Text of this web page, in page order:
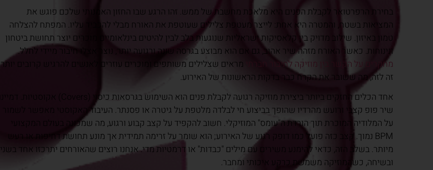
בחירת הרפרטואר לקבלת הפנים היא מלאכת מחשבת של ממש. זהו הרגע שבו החזון האמנותי שלכם פוגש את
המציאות בשטח, והמטרה היא אחת: לייצר מעטפת צלילים שעוטפת את האורח מבלי להכביד עליו. המפתח להצלחה
טמון באיזון. שילוב מדויק בין קלאסיקות ישראליות שנוגעות בלב לבין להיטים בינלאומיים מוכרים יוצר תחושת ביטחון
ונינוחות. כאשר האורח מזהה שיר אהוב, גם אם הוא מבוצע בגרסה שונה ורגועה יותר, נוצר אצלו חיבור מיידי לחלל.
מחקרים על הקשר בין מוזיקה לחיבור חברתי
מראים שצלילים משותפים ומוכרים עוזרים לאנשים להרגיש קרובים יותר
זה לזה, מה ששובר את הקרח כבר בדקות הראשונות של האירוע.
שיר פופ קצבי ורועש מהרדיו שהופך בביצוע חי לבלדה מלטפת על גיטרה או פסנתר. העיבוד האקוסטי מאפשר לשמור
על המלודיה המוכרת תוך הורדת ה"עומס" המוזיקלי. חשוב להקפיד על קצב קבוע ורגוע, מה שמכונה בעולם המקצועי
BPM נמוך. קצב כזה פועל כמו דופק רגוע של האירוע; הוא שומר על זרימה תמידית אך מונע תחושת דחיפות או רעש
מיותר. בשלב הזה, כדאי להימנע משירים עם מילים "כבדות" או דרמטיות מדי. אנחנו רוצים שהאורחים יתרכזו אחד בשני
ובשיחה, כשהמוזיקה משמשת כרקע איכותי ומחבר.